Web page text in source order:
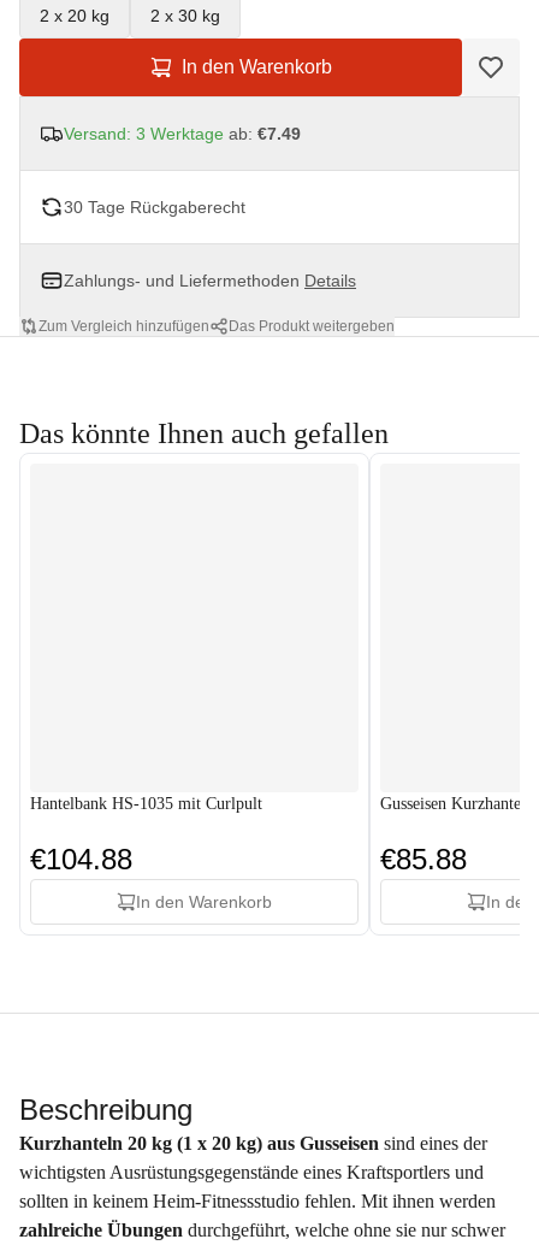
2 x 20 kg 2 x 30 kg
In den Warenkorb
Versand: 3 Werktage ab: €7.49
30 Tage Rückgaberecht
Zahlungs- und Liefermethoden Details
Zum Vergleich hinzufügen Das Produkt weitergeben
Das könnte Ihnen auch gefallen
Hantelbank HS-1035 mit Curlpult
€104.88
In den Warenkorb
Gusseisen
€85.88
In den
Beschreibung
Kurzhanteln 20 kg (1 x 20 kg) aus Gusseisen sind eines der
wichtigsten Ausrüstungsgegenstände eines Kraftsportlers und
sollten in keinem Heim-Fitnessstudio fehlen. Mit ihnen werden
zahlreiche Übungen durchgeführt, welche ohne sie nur schwer